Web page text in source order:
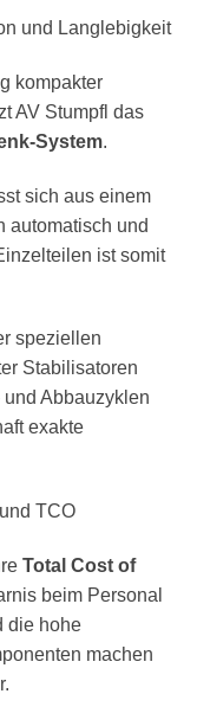
und Langlebigkeit
kompakter
AV Stumpfl das
System.
sich aus einem
automatisch und
ist somit
speziellen
Stabilisatoren
Abbauzyklen
exakte
TCO
Total Cost of
beim Personal
die hohe
machen